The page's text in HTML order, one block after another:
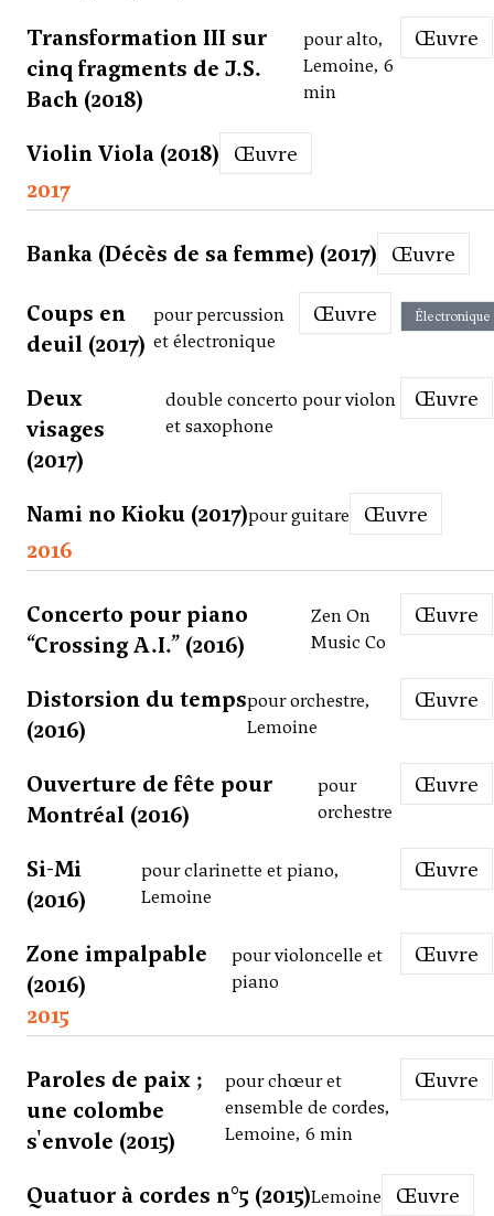
Transformation III sur
cinq fragments de J.S.
Bach (2018)
pour alto,
Lemoine, 6
min
Œuvre
Violin Viola (2018)
Œuvre
2017
Banka (Décès de sa femme) (2017) Œuvre
Coups en
deuil (2017)
pour percussion
et électronique
Œuvre Électronique
Deux
visages
(2017)
double concerto pour violon
et saxophone
Œuvre
Nami no Kioku (2017)pour guitare
Œuvre
2016
Concerto pour piano
“Crossing A.I.” (2016)
Zen On
Music Co
Œuvre
Distorsion du temps
(2016)
pour orchestre,
Lemoine
Œuvre
Ouverture de fête pour
Montréal (2016)
pour
orchestre
Œuvre
Si-Mi
(2016)
pour clarinette et piano,
Lemoine
Œuvre
Zone impalpable
(2016)
pour violoncelle et
piano
Œuvre
2015
Paroles de paix ;
une colombe
s'envole (2015)
pour chœur et
ensemble de cordes,
Lemoine, 6 min
Œuvre
Quatuor à cordes n°5 (2015)Lemoine
Œuvre